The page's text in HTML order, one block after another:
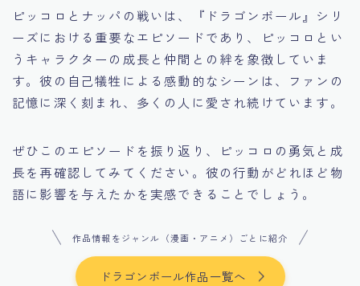
ピッコロとナッパの戦いは、『ドラゴンボール』シリ
ーズにおける重要なエピソードであり、ピッコロとい
うキャラクターの成長と仲間との絆を象徴していま
す。彼の自己犠牲による感動的なシーンは、ファンの
記憶に深く刻まれ、多くの人に愛され続けています。
ぜひこのエピソードを振り返り、ピッコロの勇気と成
長を再確認してみてください。彼の行動がどれほど物
語に影響を与えたかを実感できることでしょう。
作品情報をジャンル（漫画・アニメ）ごとに紹介
ドラゴンボール作品一覧へ